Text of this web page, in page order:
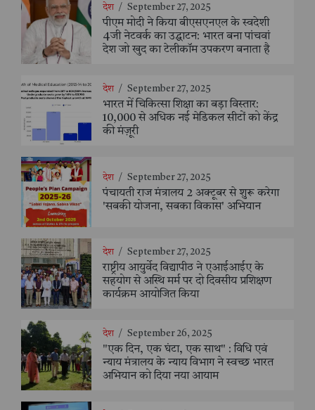
देश / September 27, 2025
पीएम मोदी ने किया बीएसएनएल के स्वदेशी
4जी नेटवर्क का उद्घाटन: भारत बना पांचवां
देश जो खुद का टेलीकॉम उपकरण बनाता है
देश / September 27, 2025
भारत में चिकित्सा शिक्षा का बड़ा विस्तार:
10,000 से अधिक नई मेडिकल सीटों को केंद्र
की मंज़ूरी
देश / September 27, 2025
पंचायती राज मंत्रालय 2 अक्टूबर से शुरू करेगा
'सबकी योजना, सबका विकास' अभियान
देश / September 27, 2025
राष्ट्रीय आयुर्वेद विद्यापीठ ने एआईआईए के
सहयोग से अस्थि मर्म पर दो दिवसीय प्रशिक्षण
कार्यक्रम आयोजित किया
देश / September 26, 2025
"एक दिन, एक घंटा, एक साथ" : विधि एवं
न्याय मंत्रालय के न्याय विभाग ने स्वच्छ भारत
अभियान को दिया नया आयाम